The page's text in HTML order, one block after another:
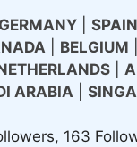
GERMANY| SPAIN
BELGIUM
|
ARABIA
163